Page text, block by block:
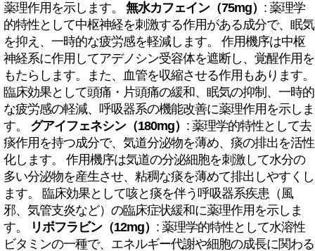
薬理作用を示します。 無水カフェイン（75mg） : 薬理学
的特性として中枢神経を刺激する作用がある成分で、眠気
を抑え、一時的な疲労感を軽減します。 作用機序は中枢
神経系に作用してアデノシン受容体を遮断し、覚醒作用を
もたらします。また、血管を収縮させる作用もあります。
臨床効果として頭痛・片頭痛の緩和、眠気の抑制、一時的
な疲労感の軽減、呼吸器系の機能改善に薬理作用を示しま
す。 グアイフェネシン（180mg） : 薬理学的特性として去
痰作用を持つ成分で、気道分泌物を薄め、痰の排出を活性
化します。 作用機序は気道の分泌細胞を刺激して水分の
多い分泌物を産生させ、粘稠な痰を薄めて排出しやすくし
ます。 臨床効果として咳と痰を伴う呼吸器系疾患（風
邪、気管支炎など）の臨床症状緩和に薬理作用を示しま
す。
リボフラビン（12mg） : 薬理学的特性として水溶性
ビタミンの一種で、エネルギー代謝や細胞の成長に関わる